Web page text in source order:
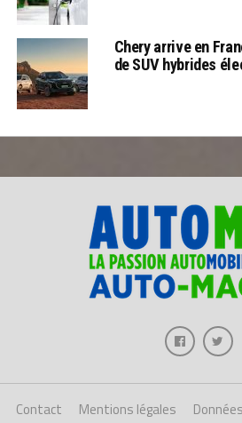
Chery arrive en
de SUV hybrides
Contact Mentions légales